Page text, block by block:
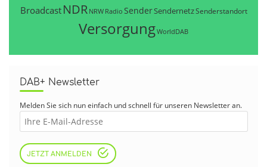
Broadcast NDR NRW Radio SenderSendernetzSenderstandort
VersorgungWorldDAB
DAB+ Newsletter
Melden Sie sich nun einfach und schnell für unseren Newsletter an.
JETZT ANMELDEN